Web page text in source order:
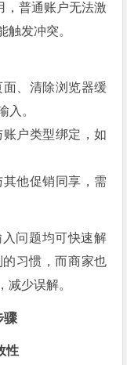
，普通账户无法激
触发冲突。
面、清除浏览器缓
入。
账户类型绑定，如
其他促销同享，需
问题均可快速解
习惯，而商家也
减少误解。
骤
性